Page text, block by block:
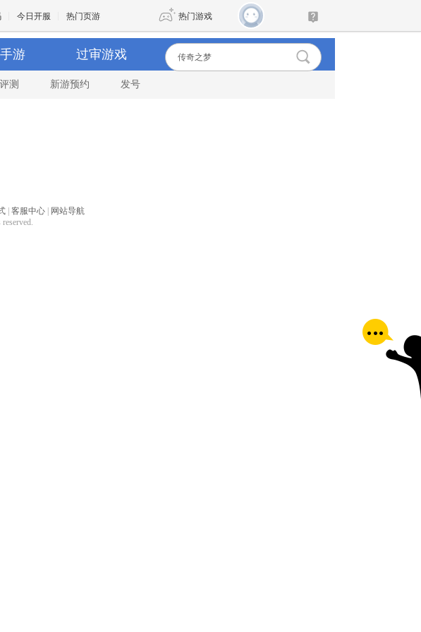
今日开服 热门页游 热门游戏
魔兽 DNF
手游 过审游戏
测 新游预约 发号
客服中心
网站导航